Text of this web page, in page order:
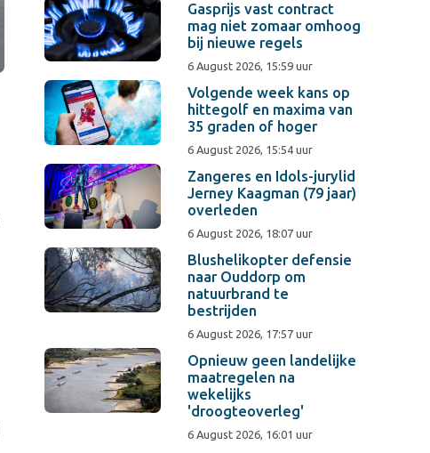
Gasprijs vast contract
mag niet zomaar omhoog
bij nieuwe regels
6 August 2026, 15:59 uur
Volgende week kans op
hittegolf en maxima van
35 graden of hoger
6 August 2026, 15:54 uur
Zangeres en Idols-jurylid
Jerney Kaagman (79 jaar)
overleden
6 August 2026, 18:07 uur
Blushelikopter defensie
naar Ouddorp om
natuurbrand te
bestrijden
6 August 2026, 17:57 uur
Opnieuw geen landelijke
maatregelen na
wekelijks
'droogteoverleg'
6 August 2026, 16:01 uur